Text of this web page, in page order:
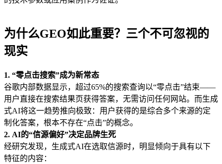
为什么GEO如此重要？三个不可忽视的
现实
1. “零点击搜索”成为新常态
谷歌内部数据显示，超过65%的搜索查询以“零点击”结束——
用户直接在搜索结果页获得答案，无需访问任何网站。而生成
式AI将这一趋势推向极致：用户获得的是综合多个来源的定
制化答案，根本不存在“点击”的概念。
2. AI的“信源偏好”决定品牌生死
经研究发现，生成式AI在选取信源时，明显倾向于具有以下
特征的内容：